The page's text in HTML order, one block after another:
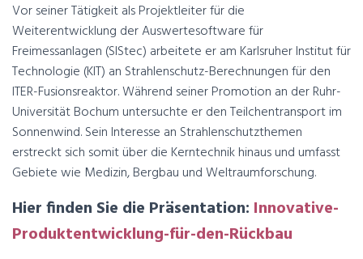
Vor seiner Tätigkeit als Projektleiter für die
Weiterentwicklung der Auswertesoftware für
Freimessanlagen (SIStec) arbeitete er am Karlsruher Institut für
Technologie (KIT) an Strahlenschutz-Berechnungen für den
ITER-Fusionsreaktor. Während seiner Promotion an der Ruhr-
Universität Bochum untersuchte er den Teilchentransport im
Sonnenwind. Sein Interesse an Strahlenschutzthemen
erstreckt sich somit über die Kerntechnik hinaus und umfasst
Gebiete wie Medizin, Bergbau und Weltraumforschung.
Hier finden Sie die Präsentation: Innovative-
Produktentwicklung-für-den-Rückbau